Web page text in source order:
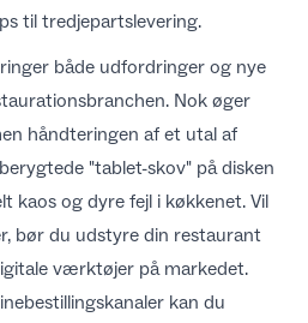
til tredjepartslevering.
både udfordringer og nye
. Nok øger
håndteringen af et utal af
"tablet-skov" på disken
kaos og dyre fejl i køkkenet. Vil
bør du udstyre din restaurant
værktøjer på markedet.
kan du